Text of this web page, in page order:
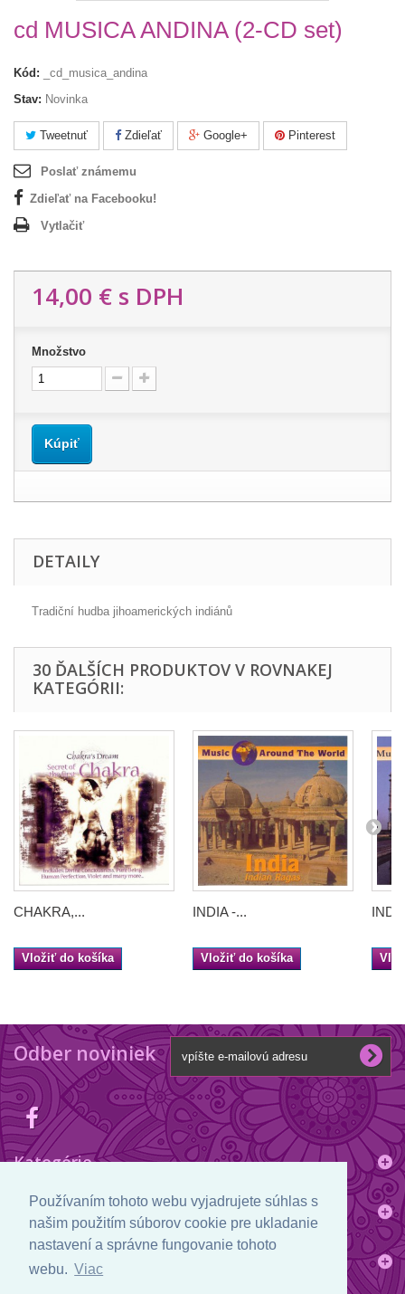
Používaním tohoto webu vyjadrujete súhlas s
našim použitím súborov cookie pre ukladanie
nastavení a správne fungovanie tohoto
webu. Viac
cd MUSICA ANDINA (2-CD set)
Kód:
_cd_musica_andina
Stav: Novinka
Tweetnuť Zdieľať Google+ Pinterest
Poslať známemu
Zdieľať na Facebooku!
Vytlačiť
14,00 € s DPH
Množstvo
Kúpiť
DETAILY
Tradiční hudba jihoamerických indiánů
30 ĎALŠÍCH PRODUKTOV V ROVNAKEJ
KATEGÓRII:
CHAKRA,...
Vložiť do košíka
INDIA -...
Vložiť do košíka
Odber noviniek
Kategórie
Informácie
Informácie o obchode